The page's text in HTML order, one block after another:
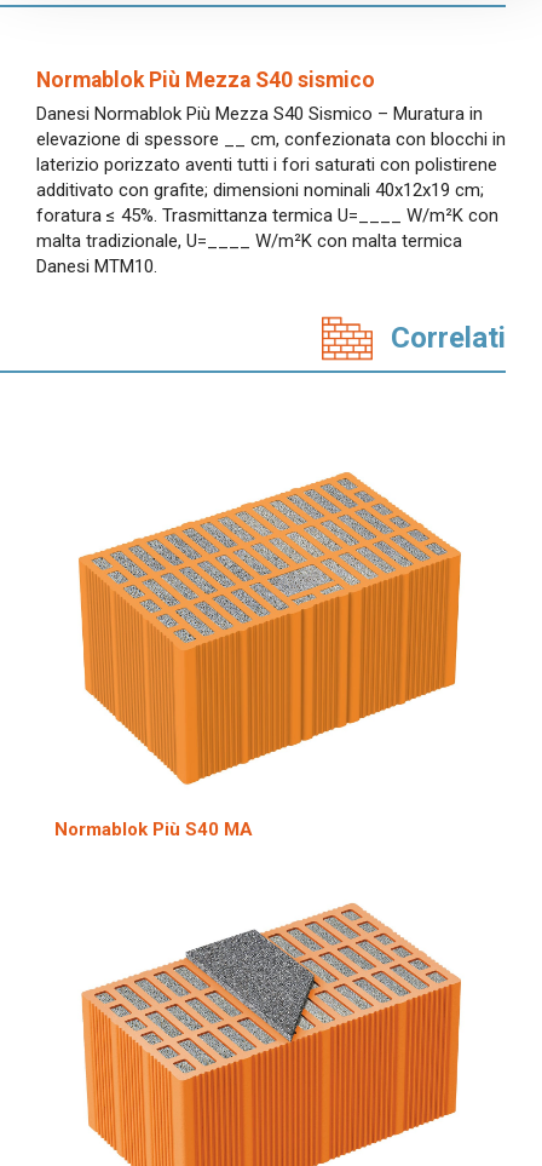
Normablok Più Mezza S40 sismico
Danesi Normablok Più Mezza S40 Sismico – Muratura in
elevazione di spessore __ cm, confezionata con blocchi in
laterizio porizzato aventi tutti i fori saturati con polistirene
additivato con grafite; dimensioni nominali 40x12x19 cm;
foratura ≤ 45%. Trasmittanza termica U=____ W/m²K con
malta tradizionale, U=____ W/m²K con malta termica
Danesi MTM10.
Correlati
Normablok Più S40 MA